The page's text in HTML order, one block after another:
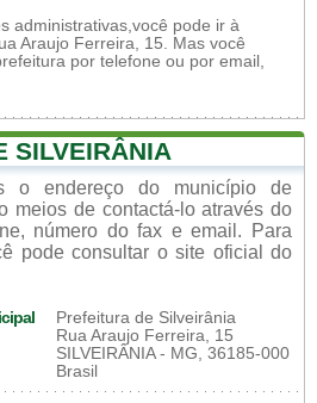
administrativas,você pode ir à
Araujo Ferreira, 15. Mas você
por telefone ou por email,
SILVEIRÂNIA
o endereço do município de
meios de contactá-lo através do
número do fax e email. Para
pode consultar o site oficial do
Prefeitura de Silveirânia
Rua Araujo Ferreira, 15
SILVEIRÂNIA - MG, 36185-000
Brasil